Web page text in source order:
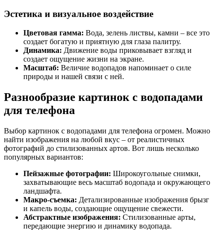
Эстетика и визуальное воздействие
Цветовая гамма: Вода, зелень листвы, камни – все это
создает богатую и приятную для глаза палитру.
Динамика: Движение воды приковывает взгляд и
создает ощущение жизни на экране.
Масштаб: Величие водопадов напоминает о силе
природы и нашей связи с ней.
Разнообразие картинок с водопадами
для телефона
Выбор картинок с водопадами для телефона огромен. Можно
найти изображения на любой вкус – от реалистичных
фотографий до стилизованных артов. Вот лишь несколько
популярных вариантов:
Пейзажные фотографии: Широкоугольные снимки,
захватывающие весь масштаб водопада и окружающего
ландшафта.
Макро-съемка: Детализированные изображения брызг
и капель воды, создающие ощущение свежести.
Абстрактные изображения: Стилизованные арты,
передающие энергию и динамику водопада.